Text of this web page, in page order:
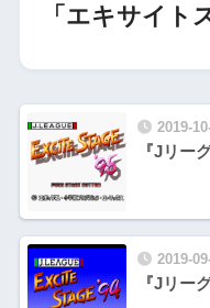
「エキサイト
2019-
『Jリー
2019-
『Jリー